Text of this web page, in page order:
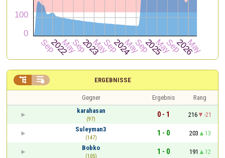
ERGEBNISSE
 
Gegner Ergebnis
Rang
karahasan
(97)
0 - 1 216
-21
Suleyman3
(147)
1 - 0 203
13
Bobko
(105)
1 - 0 191
12